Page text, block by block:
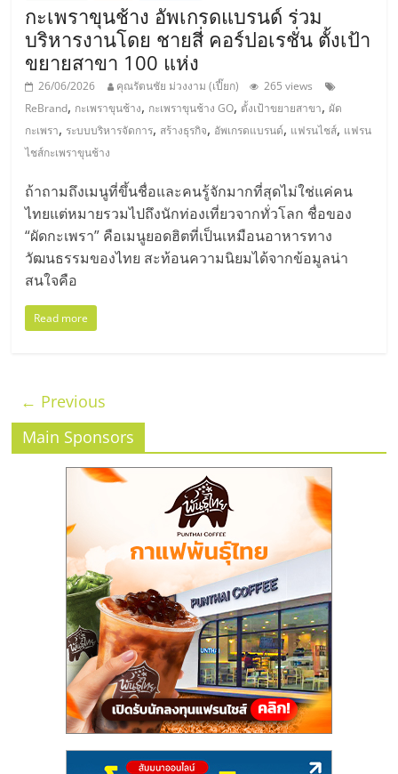
กะเพราขุนช้าง อัพเกรดแบรนด์ ร่วม
บริหารงานโดย ชายสี่ คอร์ปอเรชั่น ตั้งเป้า
ขยายสาขา 100 แห่ง
26/06/2026 คุณรัตนชัย ม่วงงาม (เปี๊ยก)
265 views
ReBrand, กะเพราขุนช้าง, กะเพราขุนช้าง GO, ตั้งเป้าขยายสาขา,ผัด
กะเพรา, ระบบบริหารจัดการ, สร้างธุรกิจ, อัพเกรดแบรนด์, แฟรนไชส์, แฟรน
ไชส์กะเพราขุนช้าง
ถ้าถามถึงเมนูที่ขึ้นชื่อและคนรู้จักมากที่สุดไม่ใช่แค่คน
ไทยแต่หมายรวมไปถึงนักท่องเที่ยวจากทั่วโลก ชื่อของ
“ผัดกะเพรา” คือเมนูยอดฮิตที่เป็นเหมือนอาหารทาง
วัฒนธรรมของไทย สะท้อนความนิยมได้จากข้อมูลน่า
สนใจคือ
Read more
← Previous
Main Sponsors